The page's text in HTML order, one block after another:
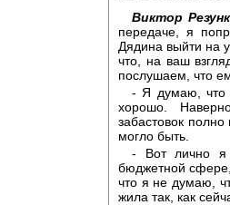
Виктор
передаче, я
Дядина выйти на
что, на ваш
послушаем, что
- Я думаю, что
хорошо.
забастовок
могло быть.
- Вот лично я
бюджетной
что я не думаю,
жила так, как